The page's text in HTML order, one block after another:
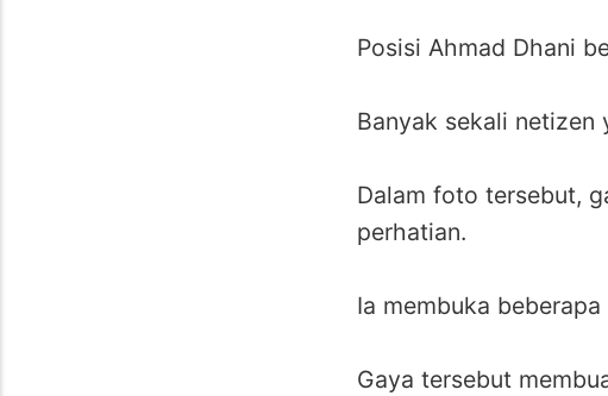
Posisi Ahmad Dhani
Banyak sekali netizen
Dalam foto tersebut,
perhatian.
Ia membuka
Gaya tersebut